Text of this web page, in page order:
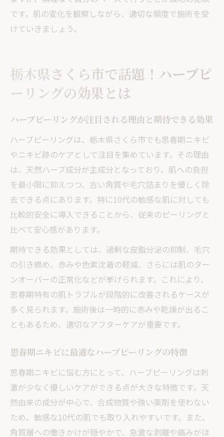
です。肌の変化を観察しながら、適切な頻度で施術を受
けていきましょう。
栃木県さくら市で話題！ハーブピ
ーリングの効果とは
ハーブピーリングが注目される理由と期待できる効果
ハーブピーリングは、栃木県さくら市でも思春期ニキビ
やニキビ跡のケアとして注目を集めています。その理由
は、天然ハーブ成分が主成分となっており、肌への負担
を最小限に抑えつつ、古い角質や毛穴詰まりを優しく除
去できる点にあります。特に10代の敏感な肌に対しても
比較的安全に導入できることから、従来のピーリングと
比べて安心感があります。
期待できる効果としては、過剰な皮脂分泌の抑制、毛穴
の引き締め、赤みや色素沈着の軽減、さらには肌のター
ンオーバーの正常化などが挙げられます。これにより、
思春期特有の肌トラブルが段階的に改善されるケースが
多く見られます。施術後は一時的に赤みや乾燥が出るこ
ともあるため、適切なアフターケアが重要です。
思春期ニキビに最適なハーブピーリングの特徴
思春期ニキビに悩む方にとって、ハーブピーリングは刺
激が少なく優しいケアができる点が大きな特徴です。天
然由来の成分が中心で、合成物質や強い薬剤を使わない
ため、敏感な10代の肌でも取り入れやすいです。また、
角質層への働きかけが穏やかで、急激な剥離や痛みがほ